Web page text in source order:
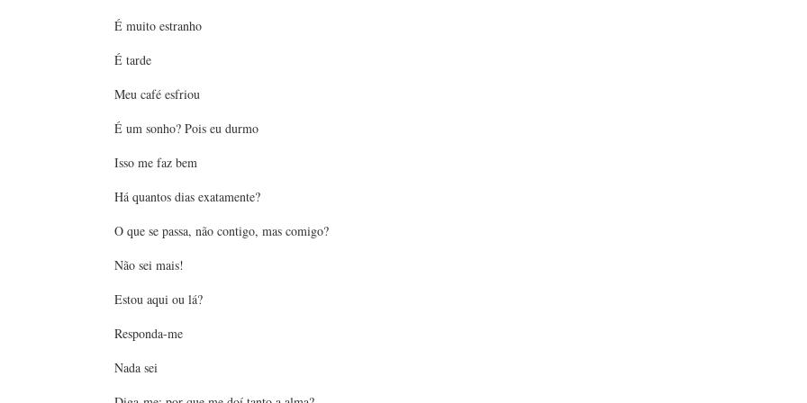
É muito estranho
É tarde
Meu café esfriou
É um sonho? Pois eu durmo
Isso me faz bem
Há quantos dias exatamente?
O que se passa, não contigo, mas comigo?
Não sei mais!
Estou aqui ou lá?
Responda-me
Nada sei